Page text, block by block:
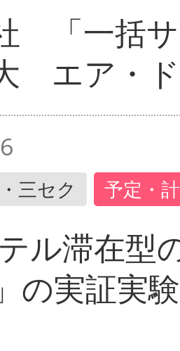
「一括
エア・
三セク 予定・
ル滞在型
の実証実